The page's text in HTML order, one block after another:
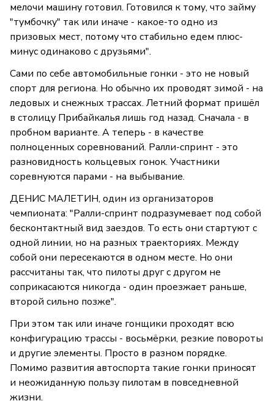
мелочи машину готовил. Готовился к тому, что займу
"тумбочку" так или иначе - какое-то одно из
призовых мест, потому что стабильно едем плюс-
минус одинаково с друзьями".
Сами по себе автомобильные гонки - это не новый
спорт для региона. Но обычно их проводят зимой - на
ледовых и снежных трассах. Летний формат пришёл
в столицу Прибайкалья лишь год назад. Сначала - в
пробном варианте. А теперь - в качестве
полноценных соревнований. Ралли-спринт - это
разновидность кольцевых гонок. Участники
соревнуются парами - на выбывание.
ДЕНИС МАЛЕТИН, один из организаторов
чемпионата: "Ралли-спринт подразумевает под собой
бесконтактный вид заездов. То есть они стартуют с
одной линии, но на разных траекториях. Между
собой они пересекаются в одном месте. Но они
рассчитаны так, что пилоты друг с другом не
соприкасаются никогда - один проезжает раньше,
второй сильно позже".
При этом так или иначе гонщики проходят всю
конфигурацию трассы - восьмёрки, резкие повороты
и другие элементы. Просто в разном порядке.
Помимо развития автоспорта такие гонки приносят
и неожиданную пользу пилотам в повседневной
жизни.